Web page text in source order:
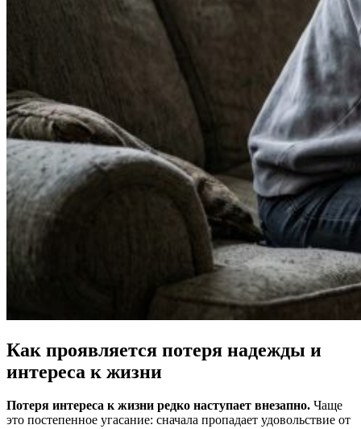
Как проявляется потеря надежды и
интереса к жизни
Потеря интереса к жизни редко наступает внезапно. Чаще
это постепенное угасание: сначала пропадает удовольствие от